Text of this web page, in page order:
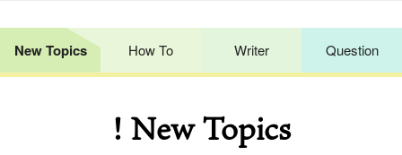
New Topics How To Writer Question
! New Topics